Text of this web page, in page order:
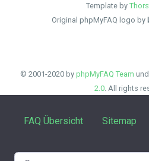
Template by
Original phpMyFAQ logo by
© 2001-2020 by phpMyFAQ Team
2.0. All rights
FAQ Übersicht Sitemap